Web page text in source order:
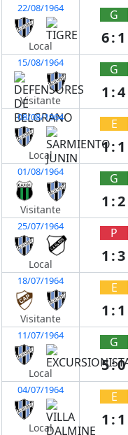
22/08/1964
Local
G
6:1
15/08/1964
Visitante
G
1:4
08/08/1964
Local
E
1:1
01/08/1964
Visitante
G
1:2
25/07/1964
Local
P
1:3
18/07/1964
Visitante
E
1:1
11/07/1964
Local
G
5:0
04/07/1964
Local
E
1:1